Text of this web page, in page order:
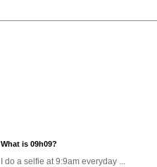
What is 09h09?
I do a selfie at 9:9am everyday ...